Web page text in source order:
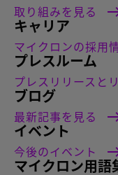
取り組みを見る
キャリア
マイクロンの採用
プレスルーム
プレスリリースと
ブログ
最新記事を見る
イベント
今後のイベント
マイクロン用語